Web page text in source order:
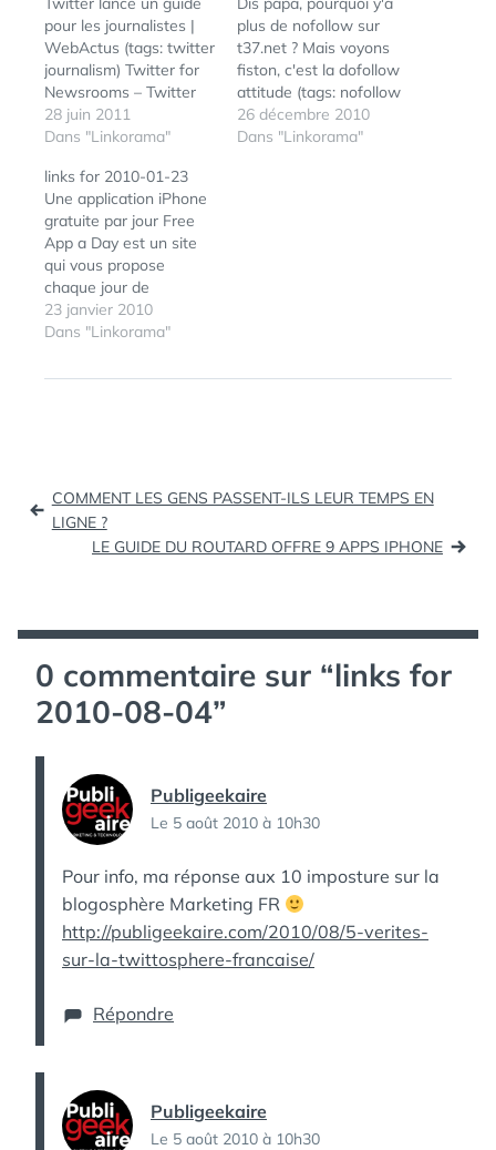
pour les journalistes |
WebActus (tags: twitter
journalism) Twitter for
Newsrooms – Twitter
Media (tags: twitter) Le
Page Rank a été mis à
pagerank seo) Combien
Vaut Un Fan Facebook
? | Emarketinglicious.fr
(tags: facebook fan) Le
1er Erepday s’est
déroulé à Mulhouse…
28 juin 2011
Dans "Linkorama"
plus de nofollow sur
t37.net ? Mais voyons
fiston, c'est la dofollow
attitude (tags: nofollow
seo) Le magazine
féminin Closer arrive
26 décembre 2010
Dans "Linkorama"
links for 2010-01-23
Une application iPhone
gratuite par jour Free
App a Day est un site
qui vous propose
chaque jour de
télécharger une
nouvelle application
gratuitement (tags:
Firefox 3.6 | Protuts
(tags: themes…
23 janvier 2010
Dans "Linkorama"
Navigation
de
l’article
COMMENT LES GENS PASSENT-ILS LEUR TEMPS EN
LIGNE ?
LE GUIDE DU ROUTARD OFFRE 9 APPS IPHONE
0 commentaire sur “links for
2010-08-04”
Publigeekaire
Le 5 août 2010 à 10h30
Pour info, ma réponse aux 10 imposture sur la
blogosphère Marketing FR
http://publigeekaire.com/2010/08/5-verites-
sur-la-twittosphere-francaise/
Répondre
Publigeekaire
Le 5 août 2010 à 10h30